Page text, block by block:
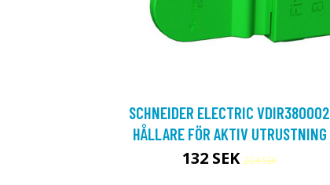
SCHNEIDER ELECTRIC VDIR380002
HÅLLARE FÖR AKTIV UTRUSTNING
132 SEK204 SEK